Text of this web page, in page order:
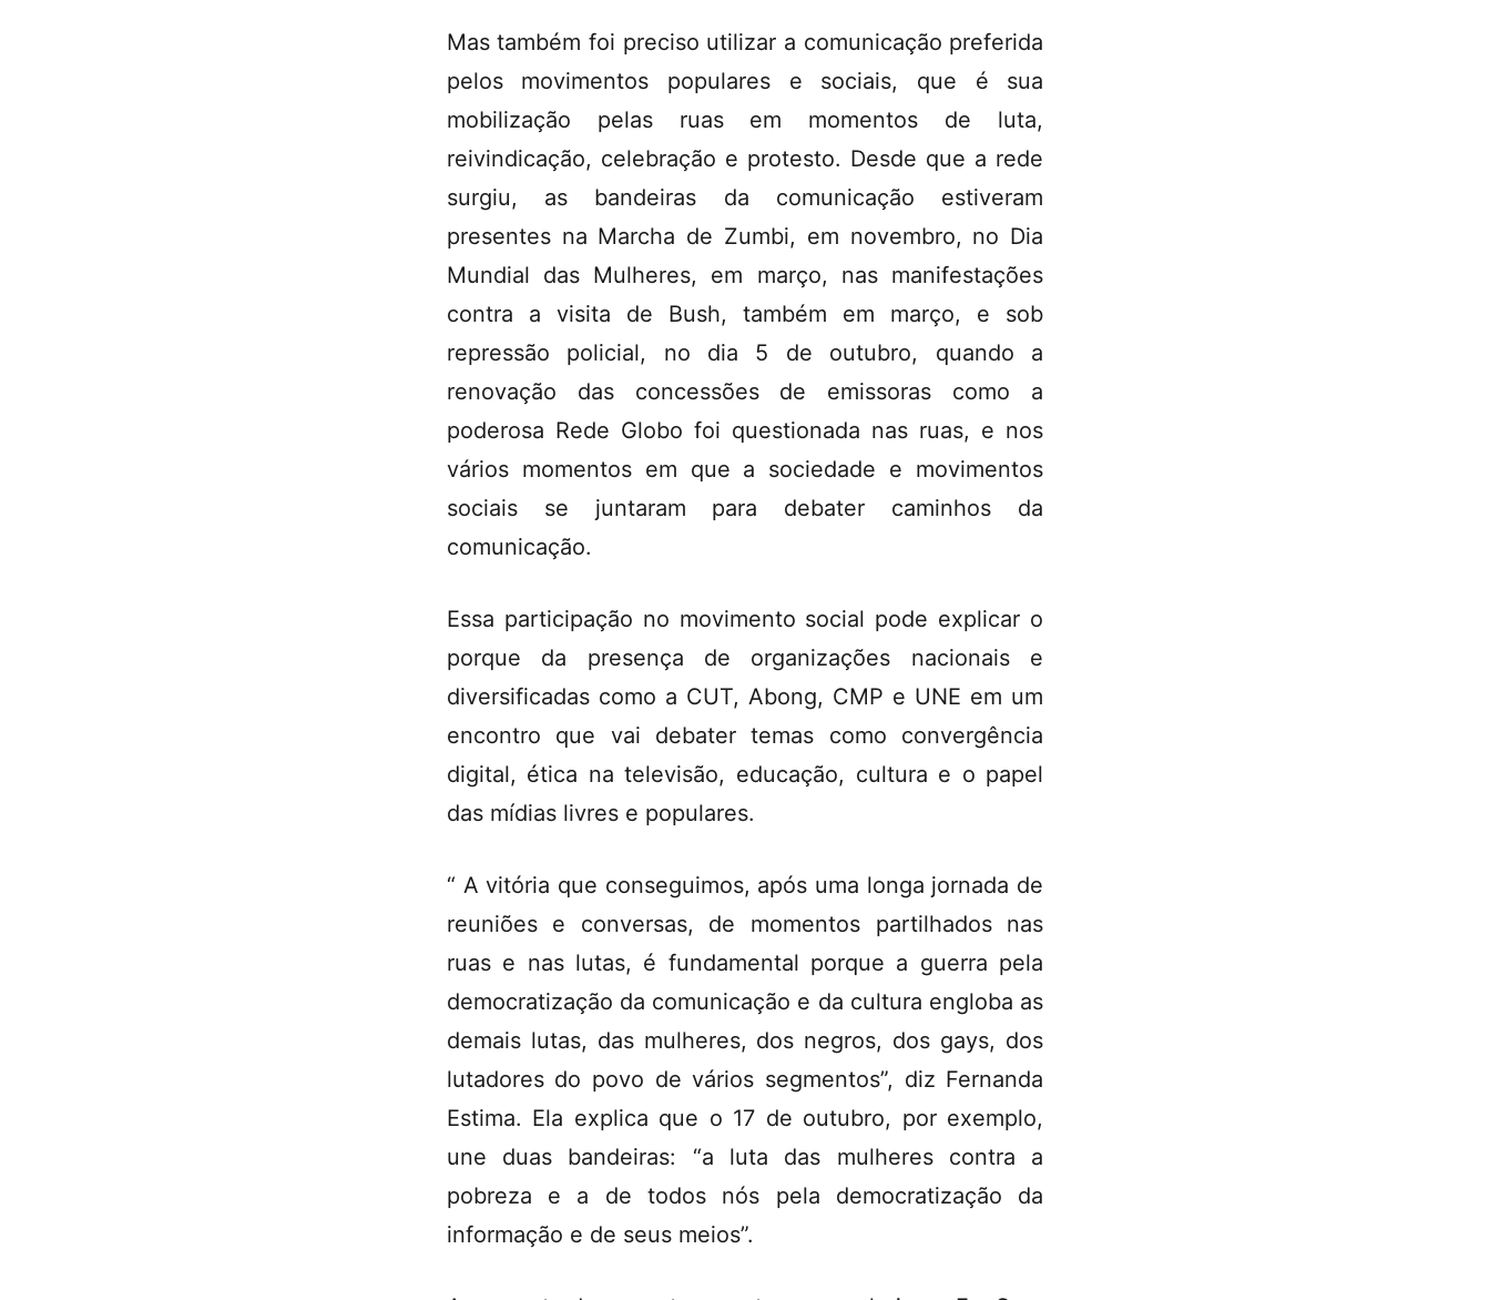
Mas também foi preciso utilizar a comunicação preferida
pelos movimentos populares e sociais, que é sua
mobilização pelas ruas em momentos de luta,
reivindicação, celebração e protesto. Desde que a rede
surgiu, as bandeiras da comunicação estiveram
presentes na Marcha de Zumbi, em novembro, no Dia
Mundial das Mulheres, em março, nas manifestações
contra a visita de Bush, também em março, e sob
repressão policial, no dia 5 de outubro, quando a
renovação das concessões de emissoras como a
poderosa Rede Globo foi questionada nas ruas, e nos
vários momentos em que a sociedade e movimentos
sociais se juntaram para debater caminhos da
comunicação.
Essa participação no movimento social pode explicar o
porque da presença de organizações nacionais e
diversificadas como a CUT, Abong, CMP e UNE em um
encontro que vai debater temas como convergência
digital, ética na televisão, educação, cultura e o papel
das mídias livres e populares.
“ A vitória que conseguimos, após uma longa jornada de
reuniões e conversas, de momentos partilhados nas
ruas e nas lutas, é fundamental porque a guerra pela
democratização da comunicação e da cultura engloba as
demais lutas, das mulheres, dos negros, dos gays, dos
lutadores do povo de vários segmentos”, diz Fernanda
Estima. Ela explica que o 17 de outubro, por exemplo,
une duas bandeiras: “a luta das mulheres contra a
pobreza e a de todos nós pela democratização da
informação e de seus meios”.